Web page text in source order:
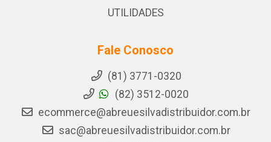
UTILIDADES
Fale Conosco
(81) 3771-0320
(82) 3512-0020
ecommerce@abreuesilvadistribuidor.com.br
sac@abreuesilvadistribuidor.com.br